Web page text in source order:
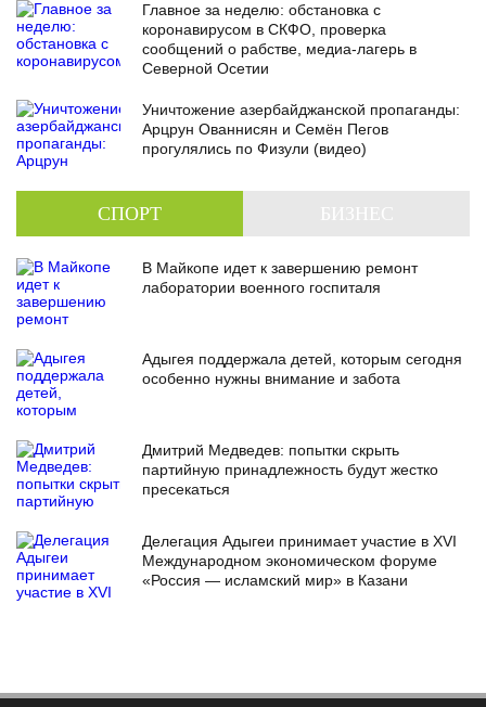
Главное за неделю: обстановка с
коронавирусом в СКФО, проверка
сообщений о рабстве, медиа-лагерь в
Северной Осетии
Уничтожение азербайджанской пропаганды:
Арцрун Ованнисян и Семён Пегов
прогулялись по Физули (видео)
СПОРТ
В Майкопе идет к завершению ремонт
лаборатории военного госпиталя
Адыгея поддержала детей, которым сегодня
особенно нужны внимание и забота
Дмитрий Медведев: попытки скрыть
партийную принадлежность будут жестко
пресекаться
Делегация Адыгеи принимает участие в XVI
Международном экономическом форуме
«Россия — исламский мир» в Казани